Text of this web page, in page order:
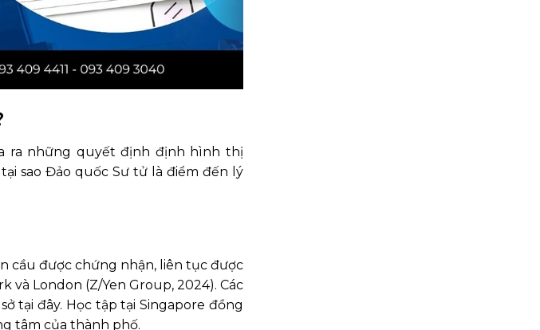
ra những quyết định định hình thị
sao Đảo quốc Sư tử là điểm đến lý
cầu được chứng nhận, liên tục được
London (Z/Yen Group, 2024). Các
tại đây. Học tập tại Singapore đồng
tâm của thành phố.